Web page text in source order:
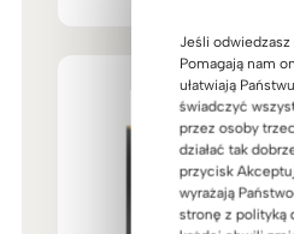
Jeśli
Pomagają nam
ułatwiają
świadczyć
przez osoby
działać tak
przycisk
wyrażają
stronę z polityką
Promocja!